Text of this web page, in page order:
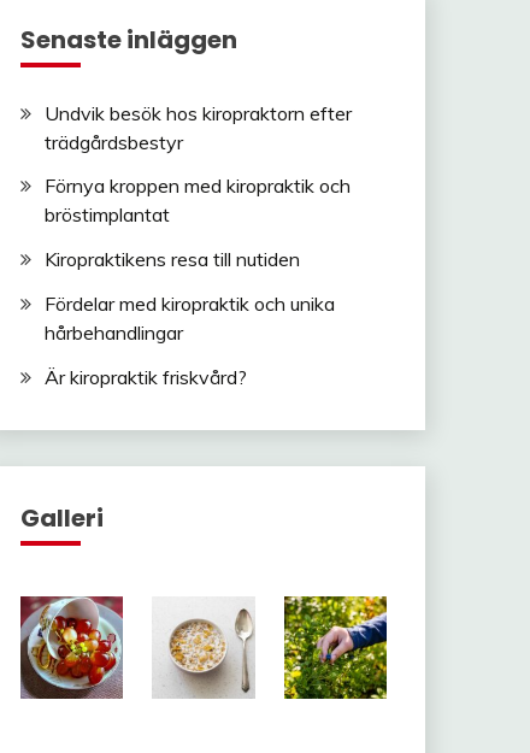
Senaste inläggen
Undvik besök hos kiropraktorn efter
trädgårdsbestyr
Förnya kroppen med kiropraktik och
bröstimplantat
Kiropraktikens resa till nutiden
Fördelar med kiropraktik och unika
hårbehandlingar
Är kiropraktik friskvård?
Galleri